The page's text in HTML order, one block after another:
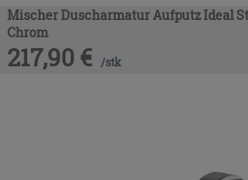
Mischer Duscharmatur Aufputz Ideal
Chrom
217,90 € /stk